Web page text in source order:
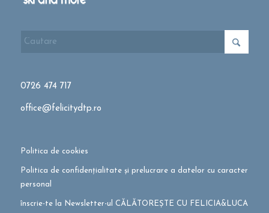
0726 474 717
office@felicitydtp.ro
Politica de cookies
Politica de confidențialitate și prelucrare a datelor cu caracter
personal
înscrie-te la Newsletter-ul CĂLĂTOREȘTE CU FELICIA&LUCA